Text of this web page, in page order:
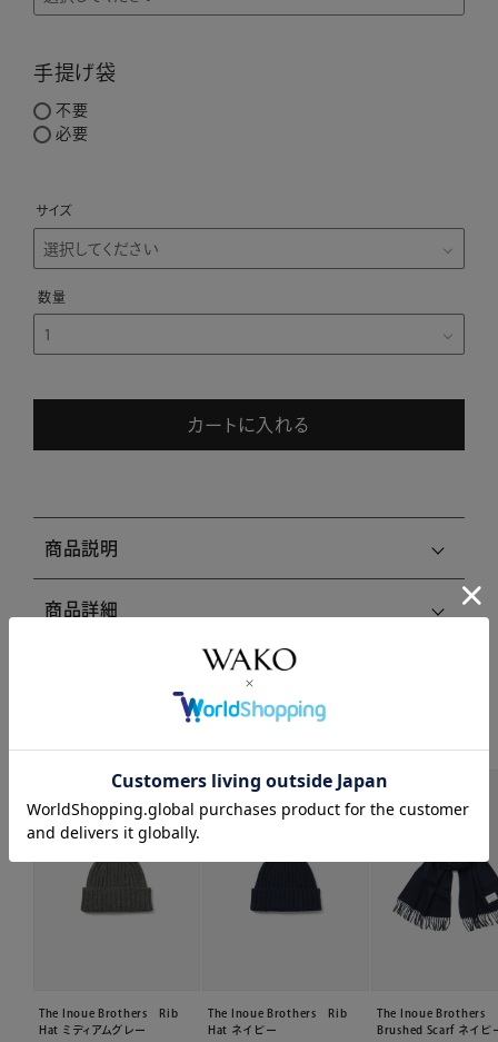
手提げ袋
不要
必要
サイズ
カートに入れる
商品説明
商品詳細
注意事項・キャンセル・返品
関連商品はこちら
The Inoue Brothers Rib
Hat ミディアムグレー
The Inoue Brothers Rib
Hat ネイビー
The Inoue Brothers
Brushed Scarf ネイビ